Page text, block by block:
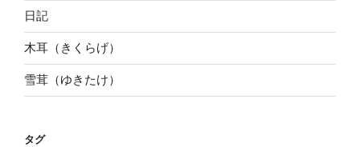
日記
木耳（きくらげ）
雪茸（ゆきたけ）
タグ